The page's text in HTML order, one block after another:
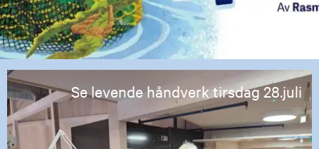
Se levende håndverk tirsdag 28.juli